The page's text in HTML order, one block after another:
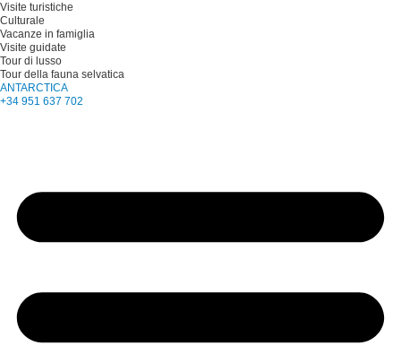
Visite turistiche
Culturale
Vacanze in famiglia
Visite guidate
Tour di lusso
Tour della fauna selvatica
ANTARCTICA
+34 951 637 702